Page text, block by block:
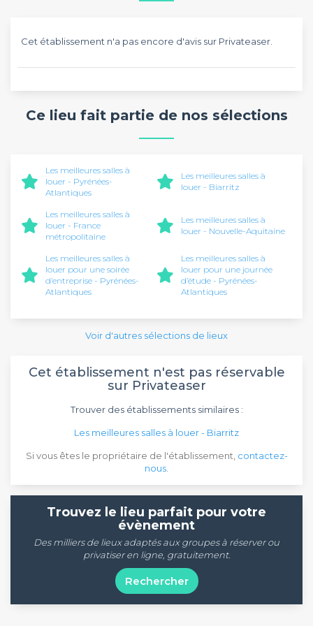
Cet établissement n'a pas encore d'avis sur Privateaser.
Ce lieu fait partie de nos sélections
Les meilleures salles à
louer - Pyrénées-
Atlantiques
Les meilleures salles à
louer - Biarritz
Les meilleures salles à
louer - France
métropolitaine
Les meilleures salles à
louer - Nouvelle-Aquitaine
Les meilleures salles à
louer pour une soirée
d’entreprise - Pyrénées-
Atlantiques
Les meilleures salles à
louer pour une journée
d’étude - Pyrénées-
Atlantiques
Voir d'autres sélections de lieux
Cet établissement n'est pas réservable
sur Privateaser
Trouver des établissements similaires :
Les meilleures salles à louer - Biarritz
Si vous êtes le propriétaire de l'établissement, contactez-
nous
Trouvez le lieu parfait pour votre
évènement
Des milliers de lieux adaptés aux groupes à réserver ou
privatiser en ligne, gratuitement.
Rechercher